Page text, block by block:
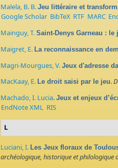
Malela, B. B. Jeu littéraire et
Google Scholar BibTeX RTF MARC
Mainguy, T. Saint-Denys Garneau : le
Maigret, E. La reconnaissance en
Magri-Mourgues, V. Jeux d'adresse
MacKaay, E. Le droit saisi par le jeu.
Machado, I. Lucia. Jeux et enjeux
EndNote XML RIS
L
Luciani, I. Les Jeux floraux de
archéologique, historique et philologique